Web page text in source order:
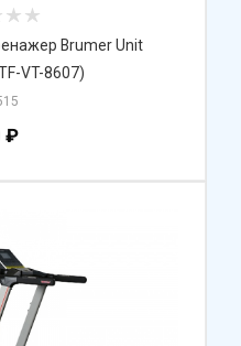
Brumer Unit
VT-8607)
₽